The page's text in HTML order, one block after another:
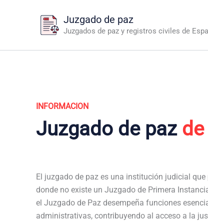
Juzgado de paz
Juzgados de paz y registros civiles de
INFORMACION
Juzgado de paz
El juzgado de paz es una institución judicial
donde no existe un Juzgado de Primera
el Juzgado de Paz desempeña funciones
administrativas, contribuyendo al acceso a la